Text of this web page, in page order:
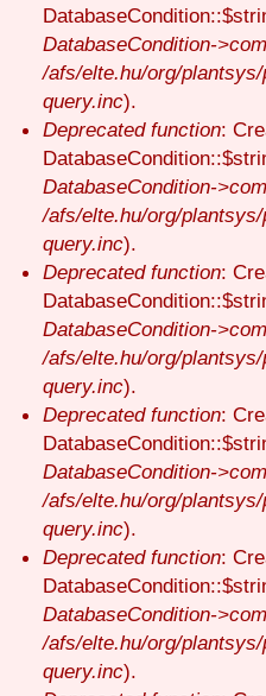
DatabaseCondition-
/afs/elte.hu/org/
query.inc).
Deprecated function:
DatabaseCondition-
/afs/elte.hu/org/
query.inc).
Deprecated function:
DatabaseCondition-
/afs/elte.hu/org/
query.inc).
Deprecated function:
DatabaseCondition-
/afs/elte.hu/org/
query.inc).
Deprecated function:
DatabaseCondition-
/afs/elte.hu/org/
query.inc).